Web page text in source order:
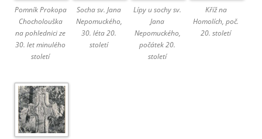
Pomník Prokopa
Chocholouška
na pohlednici ze
30. let minulého
století
Socha sv. Jana
Nepomuckého,
30. léta 20.
století
Lípy u sochy sv.
Jana
Nepomuckého,
počátek 20.
století
Kříž na
Homolích, poč.
20. století